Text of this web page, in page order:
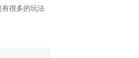
很多的玩法